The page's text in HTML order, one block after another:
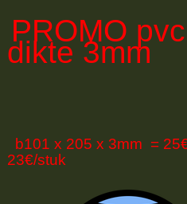
PROMO
dikte 3mm
b101 x 205 x 3mm =
23€/stuk